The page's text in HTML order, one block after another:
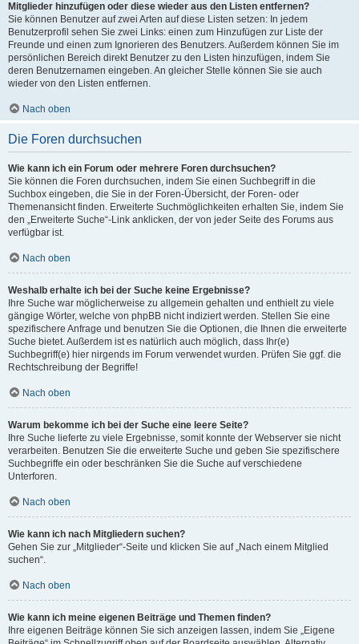
Mitglieder hinzufügen oder diese wieder aus den Listen entfernen?
Sie können Benutzer auf zwei Arten auf diese Listen setzen: In jedem
Benutzerprofil sehen Sie zwei Links: einen zum Hinzufügen zur Liste der
Freunde und einen zum Ignorieren des Benutzers. Außerdem können Sie im
persönlichen Bereich direkt Benutzer zu den Listen hinzufügen, indem Sie
deren Benutzernamen eingeben. An gleicher Stelle können Sie sie auch
wieder von den Listen entfernen.
Nach oben
Die Foren durchsuchen
Wie kann ich ein Forum oder mehrere Foren durchsuchen?
Sie können die Foren durchsuchen, indem Sie einen Suchbegriff in die
Suchbox eingeben, die Sie in der Foren-Übersicht, der Foren- oder
Themenansicht finden. Erweiterte Suchmöglichkeiten erhalten Sie, indem Sie
den „Erweiterte Suche“-Link anklicken, der von jeder Seite des Forums aus
verfügbar ist.
Nach oben
Weshalb erhalte ich bei der Suche keine Ergebnisse?
Ihre Suche war möglicherweise zu allgemein gehalten und enthielt zu viele
gängige Wörter, welche von phpBB nicht indiziert werden. Stellen Sie eine
spezifischere Anfrage und benutzen Sie die Optionen, die Ihnen die erweiterte
Suche bietet. Außerdem ist es natürlich auch möglich, dass Ihr(e)
Suchbegriff(e) hier nirgends im Forum verwendet wurden. Prüfen Sie ggf. die
Rechtschreibung der Begriffe!
Nach oben
Warum bekomme ich bei der Suche eine leere Seite?
Ihre Suche lieferte zu viele Ergebnisse, somit konnte der Webserver sie nicht
verarbeiten. Benutzen Sie die erweiterte Suche und geben Sie spezifischere
Suchbegriffe ein oder beschränken Sie die Suche auf verschiedene
Unterforen.
Nach oben
Wie kann ich nach Mitgliedern suchen?
Gehen Sie zur „Mitglieder“-Seite und klicken Sie auf „Nach einem Mitglied
suchen“.
Nach oben
Wie kann ich meine eigenen Beiträge und Themen finden?
Ihre eigenen Beiträge können Sie sich anzeigen lassen, indem Sie „Eigene